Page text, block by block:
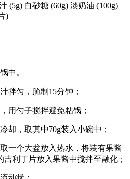
(5g) 白砂糖 (60g) 淡奶油 (100g)
)
中。
拌匀，腌制15分钟；
用勺子搅拌避免粘锅；
却，取其中70g装入小碗中；
一个大盆放入热水，将装有果酱
利丁片放入果酱中搅拌至融化；